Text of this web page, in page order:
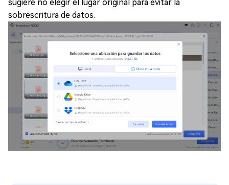
sugiere no elegir el lugar original para evitar la
sobrescritura de datos.